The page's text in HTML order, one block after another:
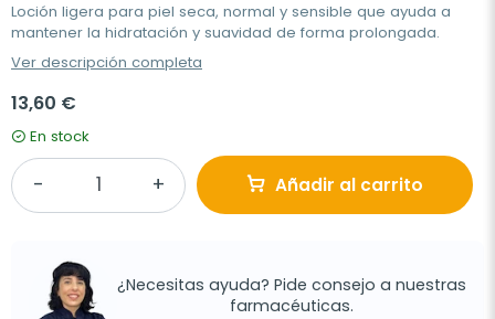
Loción ligera para piel seca, normal y sensible que ayuda a
mantener la hidratación y suavidad de forma prolongada.
Ver descripción completa
13,60 €
En stock
Añadir al carrito
¿Necesitas ayuda? Pide consejo a nuestras
farmacéuticas.